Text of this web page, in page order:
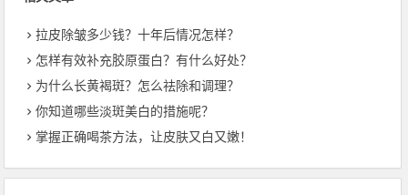
拉皮除皱多少钱？十年后情况怎样？
怎样有效补充胶原蛋白？有什么好处？
为什么长黄褐斑？怎么祛除和调理？
你知道哪些淡斑美白的措施呢？
掌握正确喝茶方法，让皮肤又白又嫩！